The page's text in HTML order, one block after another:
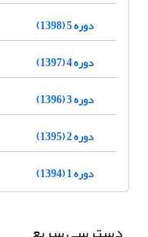
دوره 5 (1398)
دوره 4 (1397)
دوره 3 (1396)
دوره 2 (1395)
دوره 1 (1394)